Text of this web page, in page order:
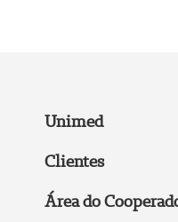
Unimed
Clientes
Área do